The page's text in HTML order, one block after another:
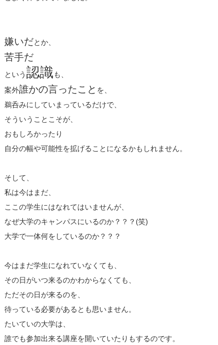
嫌いだとか、
苦手だ
という 認識 も、
案外誰かの言ったこと を、
鵜呑みにしていまっているだけで、
そういうことこそが、
おもしろかったり
自分の幅や可能性を拡げることになるかもしれません。
そして、
私は今はまだ、
ここの学生にはなれてはいませんが、
なぜ大学のキャンパスにいるのか？？？(笑)
大学で一体何をしているのか？？？
今はまだ学生になれていなくても、
その日がいつ来るのかわからなくても、
ただその日が来るのを、
待っている必要があるとも思いません。
たいていの大学は、
誰でも参加出来る講座を開いていたりもするのです。